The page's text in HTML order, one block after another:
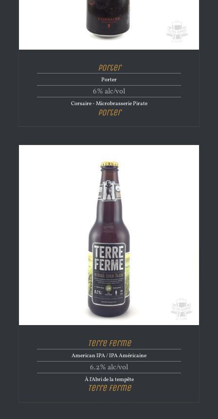
Porter
Porter
6% alc/vol
Corsaire - Microbrasserie Pirate
Porter
Terre Ferme
American IPA / IPA Américaine
6.2% alc/vol
À l'Abri de la tempête
Terre Ferme